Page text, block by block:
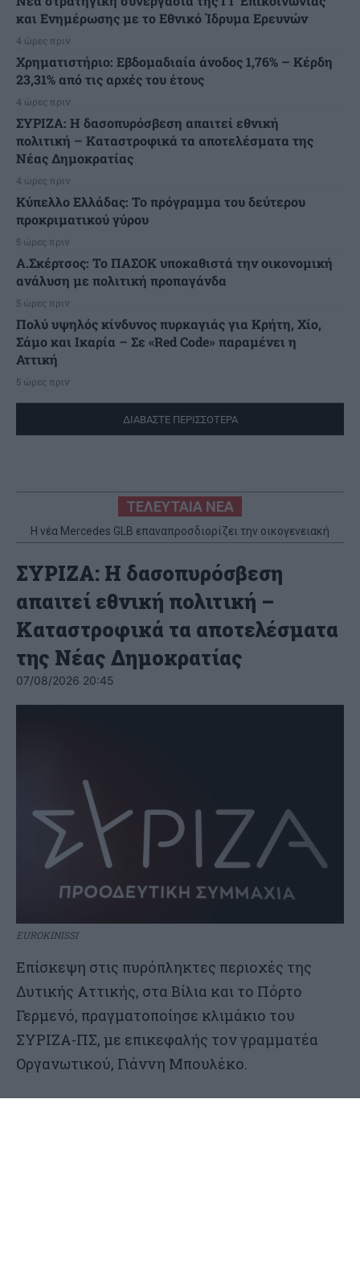
και Ενημέρωσης με το Εθνικό Ίδρυμα Ερευνών
4 ώρες πριν
Χρηματιστήριο: Εβδομαδιαία άνοδος 1,76% – Κέρδη
23,31% από τις αρχές του έτους
4 ώρες πριν
ΣΥΡΙΖΑ: Η δασοπυρόσβεση απαιτεί εθνική
πολιτική – Καταστροφικά τα αποτελέσματα της
Νέας Δημοκρατίας
4 ώρες πριν
Κύπελλο Ελλάδας: Το πρόγραμμα του δεύτερου
προκριματικού γύρου
5 ώρες πριν
Α.Σκέρτσος: Το ΠΑΣΟΚ υποκαθιστά την οικονομική
ανάλυση με πολιτική προπαγάνδα
5 ώρες πριν
Πολύ υψηλός κίνδυνος πυρκαγιάς για Κρήτη, Χίο,
Σάμο και Ικαρία – Σε «Red Code» παραμένει η
Αττική
5 ώρες πριν
ΔΙΑΒΑΣΤΕ ΠΕΡΙΣΣΟΤΕΡΑ